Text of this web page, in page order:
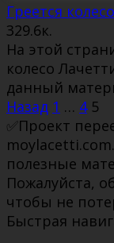
Греется
329.6к.
На этой
колесо
данный
Пагинация
записей
Назад 1 … 4 5
✅Проект
полезные
Пожалуйста,
чтобы не
Быстрая